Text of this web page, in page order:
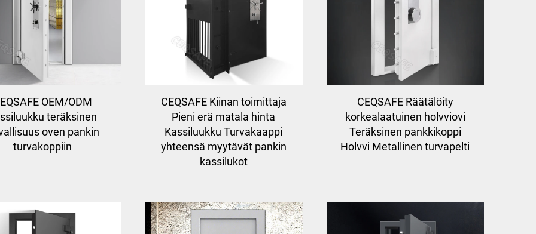
OEM/ODM
teräksinen
oven pankin
turvakoppiin
CEQSAFE Kiinan toimittaja
Pieni erä matala hinta
Kassiluukku Turvakaappi
yhteensä myytävät pankin
kassilukot
CEQSAFE Räätälöity
korkealaatuinen holvviovi
Teräksinen pankkikoppi
Holvvi Metallinen turvapelti